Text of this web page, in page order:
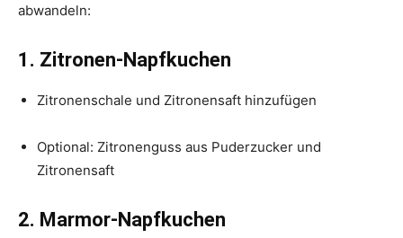
abwandeln:
1. Zitronen-Napfkuchen
Zitronenschale und Zitronensaft hinzufügen
Optional: Zitronenguss aus Puderzucker und
Zitronensaft
2. Marmor-Napfkuchen